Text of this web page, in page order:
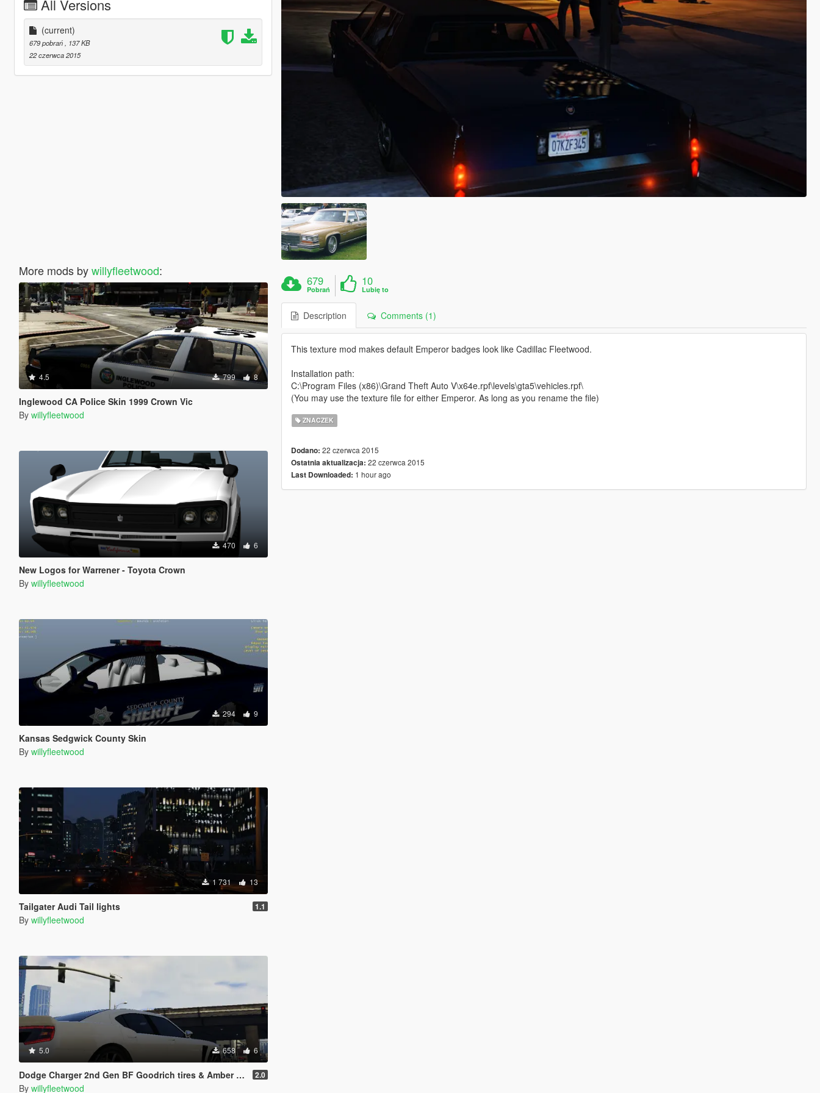
All Versions
(current)
679 pobrań
, 137 KB
22 czerwca 2015
More mods bywillyfleetwood:
4.5 799 8
Inglewood CA Police Skin 1999 Crown Vic
By willyfleetwood
470 6
New Logos for Warrener - Toyota Crown
By willyfleetwood
294 9
Kansas Sedgwick County Skin
By willyfleetwood
1 731 13
Tailgater Audi Tail lights 1.1
By willyfleetwood
5.0 658 6
Dodge Charger 2nd Gen BF Goodrich tires & Amber rear turn lights 2.0
By willyfleetwood
679
Pobrań
10
Lubię to
Description Comments (1)
This texture mod makes default Emperor badges look like Cadillac Fleetwood.
Installation path:
C:\Program Files (x86)\Grand Theft Auto V\x64e.rpf\levels\gta5\vehicles.rpf\
(You may use the texture file for either Emperor. As long as you rename the file)
ZNACZEK
Dodano: 22 czerwca 2015
Ostatnia aktualizacja: 22 czerwca 2015
Last Downloaded: 1 hour ago